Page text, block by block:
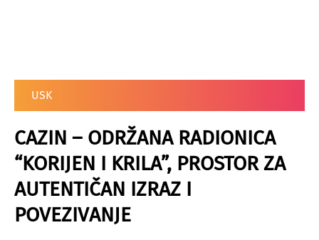
USK
CAZIN – ODRŽANA RADIONICA
“KORIJEN I KRILA”, PROSTOR ZA
AUTENTIČAN IZRAZ I
POVEZIVANJE